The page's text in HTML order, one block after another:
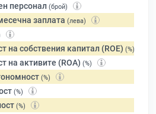
персонал (брой)
заплата (лева)
на собствения капитал (ROE) (%)
на активите (ROA) (%)
(%)
(%)
(%)